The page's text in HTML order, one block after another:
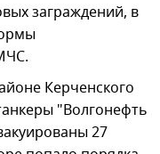
заграждений, в
Керченского
"Волгонефть
27